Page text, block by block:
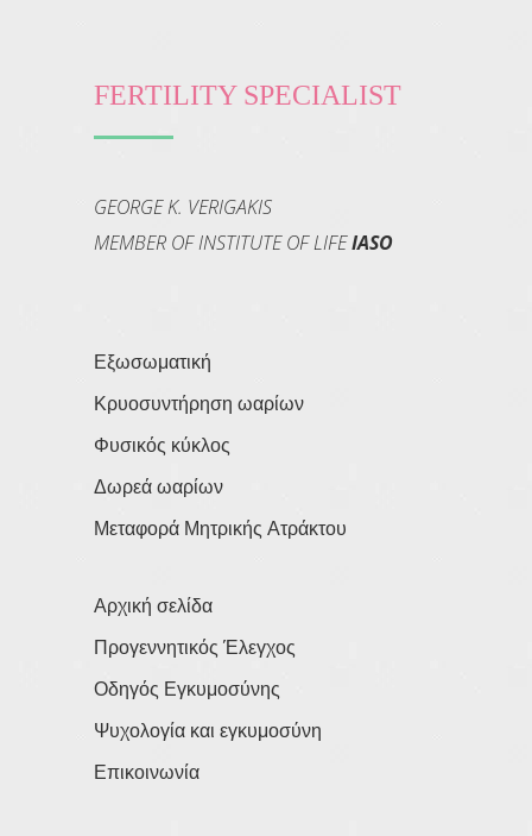
FERTILITY SPECIALIST
GEORGE K. VERIGAKIS
MEMBER OF INSTITUTE OF LIFEIASO
Εξωσωματική
Κρυοσυντήρηση ωαρίων
Φυσικός κύκλος
Δωρεά ωαρίων
Μεταφορά Μητρικής Ατράκτου
Αρχική σελίδα
Προγεννητικός Έλεγχος
Οδηγός Εγκυμοσύνης
Ψυχολογία και εγκυμοσύνη
Επικοινωνία